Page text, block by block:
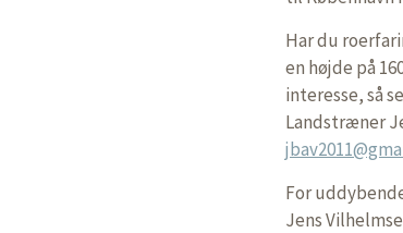
Har du
en højde på
interesse, så
Landstræner
For
Jens